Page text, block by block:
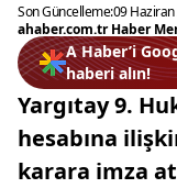
Son Güncelleme:09
ahaber.com.tr Haber
A Haber’i
haberi alın!
Yargıtay 9.
hesabına
karara imza